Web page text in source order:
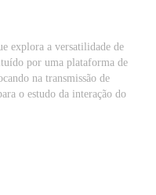
explora a versatilidade de
por uma plataforma de
na transmissão de
o estudo da interação do